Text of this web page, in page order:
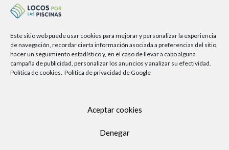
Este sitio web puede usar cookies para mejorar y personalizar la experiencia
de navegación, recordar cierta información asociada a preferencias del sitio,
hacer un seguimiento estadístico y, en el caso de llevar a cabo alguna
campaña de publicidad, personalizar los anuncios y analizar su efectividad.
Política de cookies. Política de privacidad de Google
Aceptar cookies
Denegar